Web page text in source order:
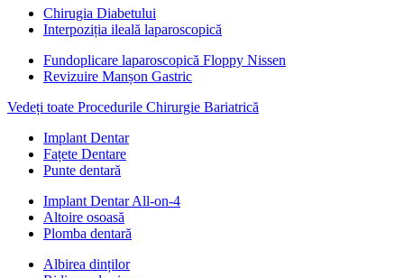
Chirugia Diabetului
Interpoziția ileală laparoscopică
Fundoplicare laparoscopică Floppy Nissen
Revizuire Manșon Gastric
Vedeți toate Procedurile Chirurgie Bariatrică
Implant Dentar
Fațete Dentare
Punte dentară
Implant Dentar All-on-4
Altoire osoasă
Plomba dentară
Albirea dinților